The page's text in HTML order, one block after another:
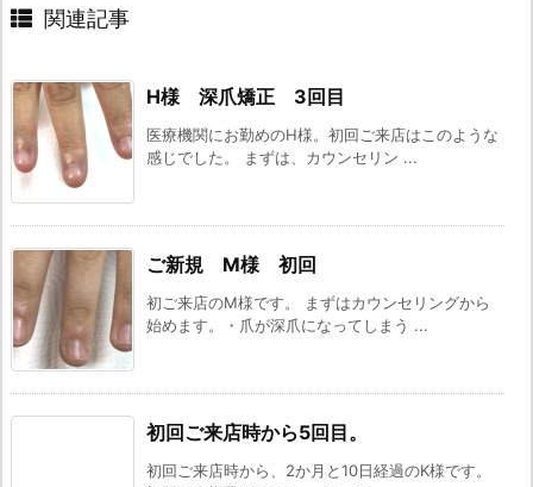
関連記事
H様 深爪矯正 3回目
医療機関にお勤めのH様。初回ご来店はこのような
感じでした。 まずは、カウンセリン ...
ご新規 M様 初回
初ご来店のM様です。 まずはカウンセリングから
始めます。・爪が深爪になってしまう ...
初回ご来店時から5回目。
初回ご来店時から、2か月と10日経過のK様です。